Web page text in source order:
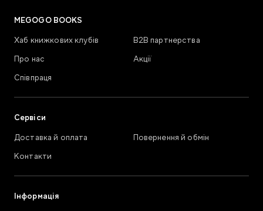
MEGOGO BOOKS
Хаб книжкових клубів
В2В партнерства
Про нас
Акції
Співпраця
Сервіси
Доставка й оплата
Повернення й обмін
Контакти
Інформація